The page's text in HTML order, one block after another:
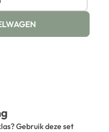
Gebruik deze set